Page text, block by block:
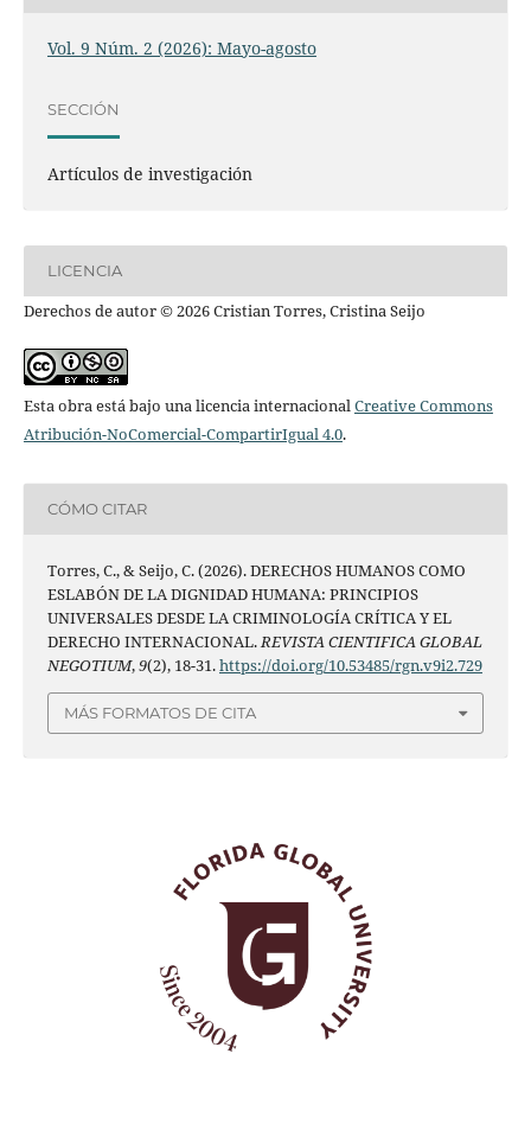
Vol. 9 Núm. 2 (2026): Mayo-agosto
SECCIÓN
Artículos de investigación
LICENCIA
Derechos de autor © 2026 Cristian Torres, Cristina Seijo
Esta obra está bajo una licencia internacionalCreative Commons
Atribución-NoComercial-CompartirIgual 4.0.
CÓMO CITAR
Torres, C., & Seijo, C. (2026). DERECHOS HUMANOS COMO
ESLABÓN DE LA DIGNIDAD HUMANA: PRINCIPIOS
UNIVERSALES DESDE LA CRIMINOLOGÍA CRÍTICA Y EL
DERECHO INTERNACIONAL.REVISTA CIENTIFICA GLOBAL
NEGOTIUM,9(2), 18-31.https://doi.org/10.53485/rgn.v9i2.729
MÁS FORMATOS DE CITA